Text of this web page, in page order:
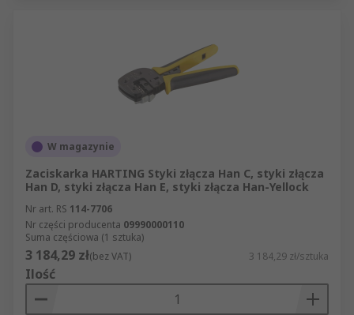
W magazynie
Zaciskarka HARTING Styki złącza Han C, styki złącza
Han D, styki złącza Han E, styki złącza Han-Yellock
Nr art. RS 114-7706
Nr części producenta 09990000110
Suma częściowa (1 sztuka)
3 184,29 zł(bez VAT) 3 184,29 zł/sztuka
Ilość